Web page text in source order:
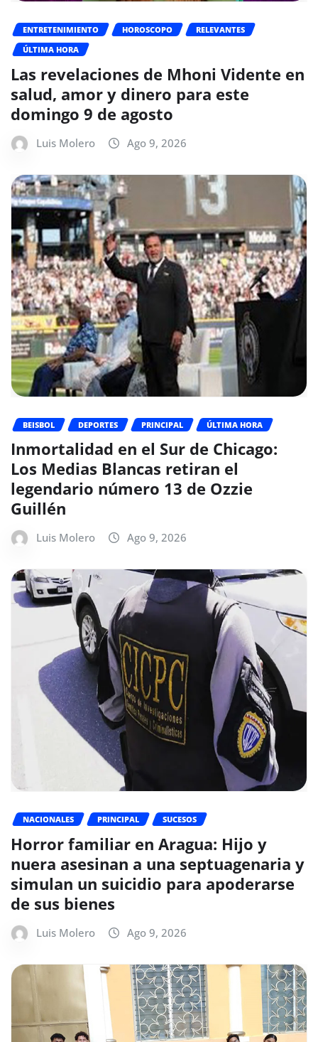
ENTRETENIMIENTO HOROSCOPO
RELEVANTES
ÚLTIMA HORA
Las revelaciones de Mhoni Vidente en
salud, amor y dinero para este
domingo 9 de agosto
Luis Molero Ago 9, 2026
BEISBOL DEPORTES PRINCIPAL ÚLTIMA HORA
Inmortalidad en el Sur de Chicago:
Los Medias Blancas retiran el
legendario número 13 de Ozzie
Guillén
Luis Molero Ago 9, 2026
NACIONALES PRINCIPAL SUCESOS
Horror familiar en Aragua: Hijo y
nuera asesinan a una septuagenaria y
simulan un suicidio para apoderarse
de sus bienes
Luis Molero Ago 9, 2026